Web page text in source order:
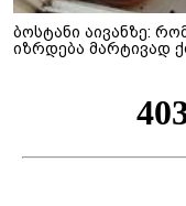
ბოსტანი აივანზე:
იზრდება მარტივად